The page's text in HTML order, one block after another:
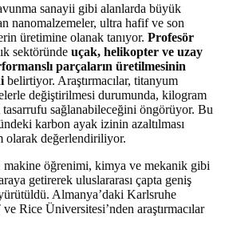
sanayii gibi alanlarda büyük
nanomalzemeler, ultra hafif ve son
üretimine olanak tanıyor. Profesör
sektöründe uçak, helikopter ve uzay
parçaların üretilmesinin
belirtiyor. Araştırmacılar, titanyum
değiştirilmesi durumunda, kilogram
tasarrufu sağlanabileceğini öngörüyor. Bu
karbon ayak izinin azaltılması
olarak değerlendiriliyor.
makine öğrenimi, kimya ve mekanik gibi
getirerek uluslararası çapta geniş
Almanya’daki Karlsruhe
Rice Üniversitesi’nden araştırmacılar